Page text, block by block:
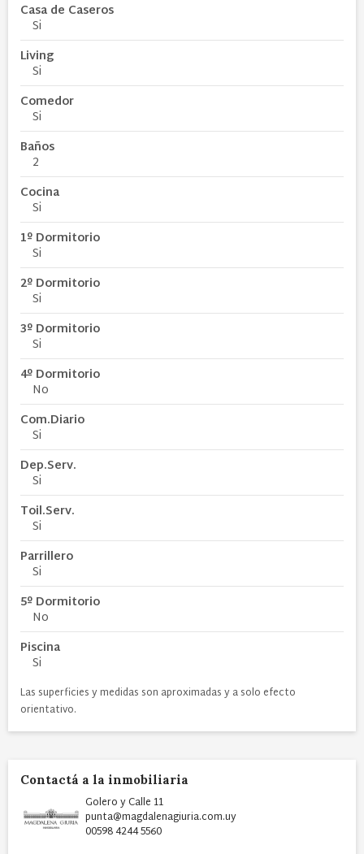
Casa de Caseros
Si
Living
Si
Comedor
Si
Baños
2
Cocina
Si
1º Dormitorio
Si
2º Dormitorio
Si
3º Dormitorio
Si
4º Dormitorio
No
Com.Diario
Si
Dep.Serv.
Si
Toil.Serv.
Si
Parrillero
Si
5º Dormitorio
No
Piscina
Si
Las superficies y medidas son aproximadas y a solo efecto
orientativo.
Contactá a la inmobiliaria
Golero y Calle 11
punta@magdalenagiuria.com.uy
00598 4244 5560